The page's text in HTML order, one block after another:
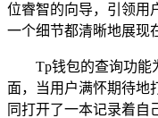
位睿智的向导，引领用
一个细节都清晰地展现
Tp钱包的查询功能
面，当用户满怀期待地
同打开了一本记录着自